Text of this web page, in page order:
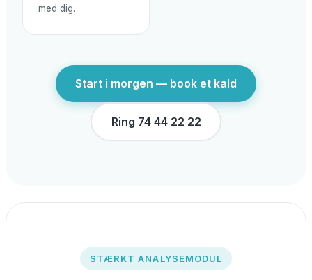
med dig.
Start i morgen — book et kald
Ring 74 44 22 22
STÆRKT ANALYSEMODUL